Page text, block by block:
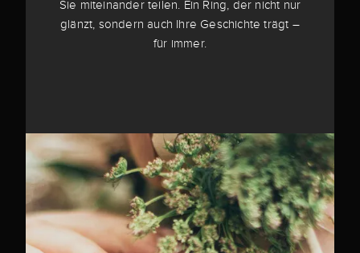
Sie miteinander teilen. Ein Ring, der nicht nur
glänzt, sondern auch Ihre Geschichte trägt –
für immer.